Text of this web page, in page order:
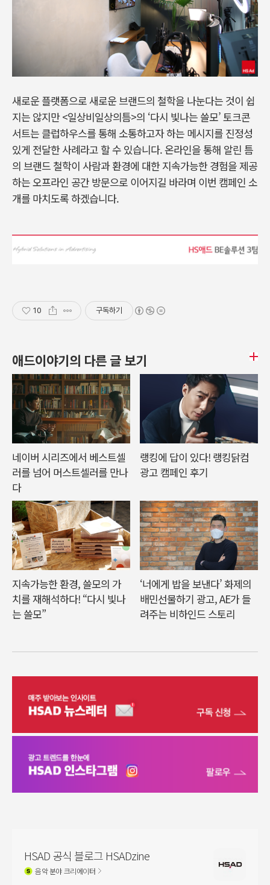
새로운 플랫폼으로 새로운 브랜드의 철학을 나눈다는 것이 쉽
지는 않지만 <일상비일상의틈>의 ‘다시 빛나는 쓸모’ 토크콘
서트는 클럽하우스를 통해 소통하고자 하는 메시지를 진정성
있게 전달한 사례라고 할 수 있습니다. 온라인을 통해 알린 틈
의 브랜드 철학이 사람과 환경에 대한 지속가능한 경험을 제공
하는 오프라인 공간 방문으로 이어지길 바라며 이번 캠페인 소
개를 마치도록 하겠습니다.
10 구독하기
애드이야기의 다른 글 보기
네이버 시리즈에서 베스트셀
러를 넘어 머스트셀러를 만나
다
랭킹에 답이 있다! 랭킹닭컴
광고 캠페인 후기
지속가능한 환경, 쓸모의 가
치를 재해석하다! “다시 빛나
는 쓸모”
‘너에게 밥을 보낸다’ 화제의
배민선물하기 광고, AE가 들
려주는 비하인드 스토리
HSAD 공식 블로그 HSADzine
음악분야 크리에이터